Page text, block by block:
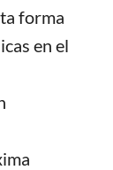
forma
en el